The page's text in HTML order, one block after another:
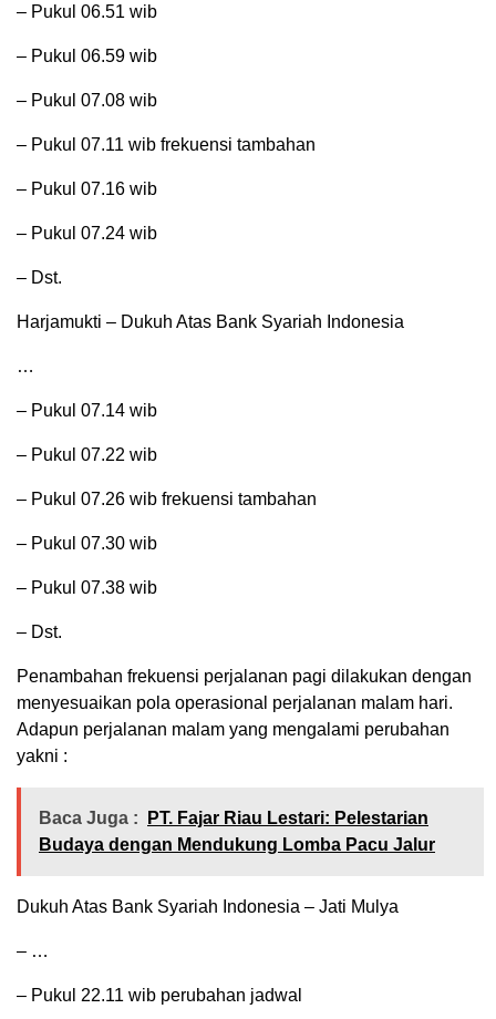
– Pukul 06.51 wib
– Pukul 06.59 wib
– Pukul 07.08 wib
– Pukul 07.11 wib frekuensi tambahan
– Pukul 07.16 wib
– Pukul 07.24 wib
– Dst.
Harjamukti – Dukuh Atas Bank Syariah Indonesia
…
– Pukul 07.14 wib
– ⁠Pukul 07.22 wib
– ⁠Pukul 07.26 wib frekuensi tambahan
– ⁠Pukul 07.30 wib
– ⁠Pukul 07.38 wib
– ⁠Dst.
Penambahan frekuensi perjalanan pagi dilakukan dengan
menyesuaikan pola operasional perjalanan malam hari.
Adapun perjalanan malam yang mengalami perubahan
yakni :
Baca Juga :
PT. Fajar Riau Lestari: Pelestarian
Budaya dengan Mendukung Lomba Pacu Jalur
Dukuh Atas Bank Syariah Indonesia – Jati Mulya
– …
– Pukul 22.11 wib perubahan jadwal